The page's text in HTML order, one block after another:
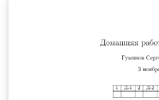
библиография
Работоспособность